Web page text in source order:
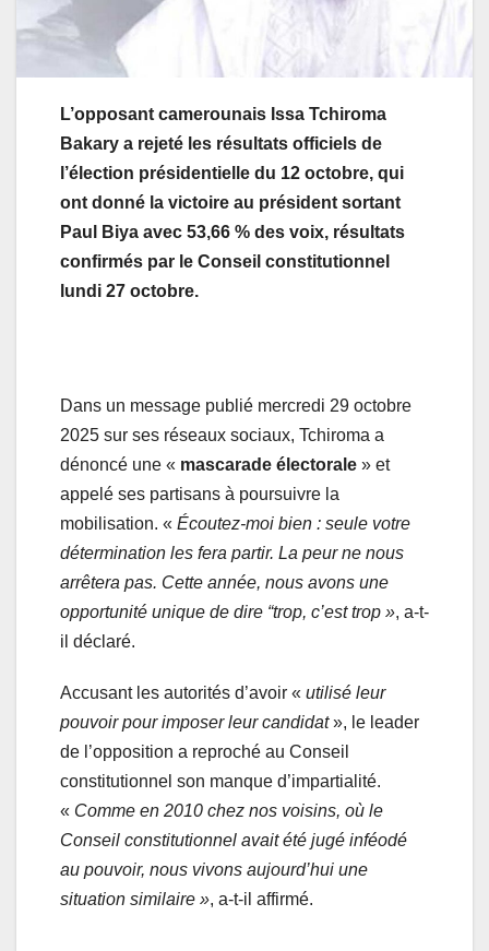
L’opposant camerounais Issa Tchiroma
Bakary a rejeté les résultats officiels de
l’élection présidentielle du 12 octobre, qui
ont donné la victoire au président sortant
Paul Biya avec 53,66 % des voix, résultats
confirmés par le Conseil constitutionnel
lundi 27 octobre.
Dans un message publié mercredi 29 octobre
2025 sur ses réseaux sociaux, Tchiroma a
dénoncé une « mascarade électorale » et
appelé ses partisans à poursuivre la
mobilisation. « Écoutez-moi bien : seule votre
détermination les fera partir. La peur ne nous
arrêtera pas. Cette année, nous avons une
opportunité unique de dire “trop, c’est trop », a-t-
il déclaré.
Accusant les autorités d’avoir « utilisé leur
pouvoir pour imposer leur candidat», le leader
de l’opposition a reproché au Conseil
constitutionnel son manque d’impartialité.
« Comme en 2010 chez nos voisins, où le
Conseil constitutionnel avait été jugé inféodé
au pouvoir, nous vivons aujourd’hui une
situation similaire », a-t-il affirmé.